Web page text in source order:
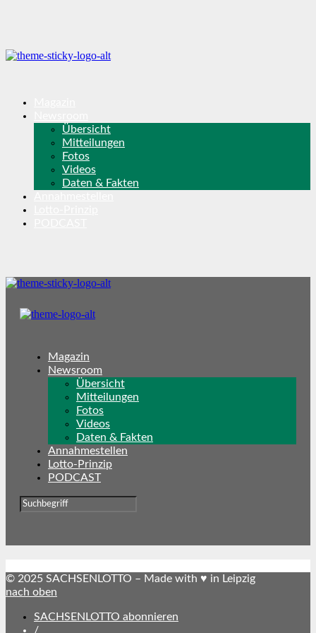
Übersicht
Mitteilungen
Fotos
Videos
Daten & Fakten
Magazin
Newsroom
Übersicht
Mitteilungen
Fotos
Videos
Daten & Fakten
Annahmestellen
Lotto-Prinzip
PODCAST
© 2025 SACHSENLOTTO – Made with ♥ in Leipzig
nach oben
SACHSENLOTTO abonnieren
/